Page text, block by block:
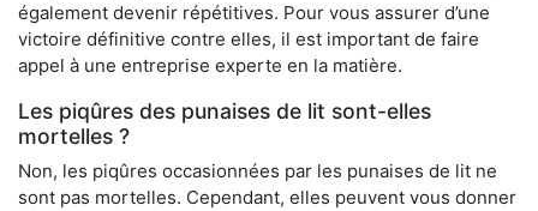
également devenir répétitives. Pour vous assurer d’une
victoire définitive contre elles, il est important de faire
appel à une entreprise experte en la matière.
Les piqûres des punaises de lit sont-elles
mortelles ?
Non, les piqûres occasionnées par les punaises de lit ne
sont pas mortelles. Cependant, elles peuvent vous donner